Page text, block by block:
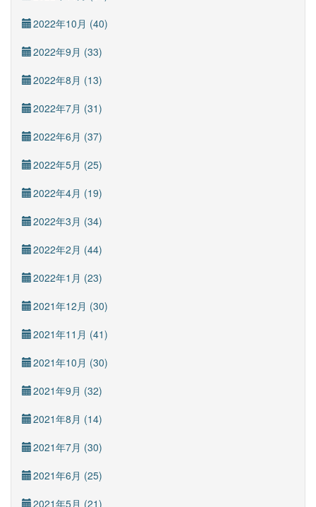
2022年10月 (40)
2022年9月 (33)
2022年8月 (13)
2022年7月 (31)
2022年6月 (37)
2022年5月 (25)
2022年4月 (19)
2022年3月 (34)
2022年2月 (44)
2022年1月 (23)
2021年12月 (30)
2021年11月 (41)
2021年10月 (30)
2021年9月 (32)
2021年8月 (14)
2021年7月 (30)
2021年6月 (25)
2021年5月 (21)